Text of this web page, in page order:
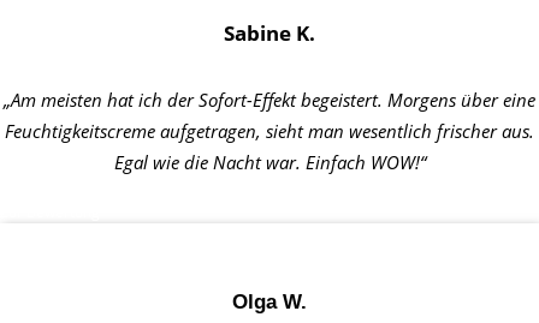
Sabine K.
„Am meisten hat ich der Sofort-Effekt begeistert. Morgens über eine
Feuchtigkeitscreme aufgetragen, sieht man wesentlich frischer aus.
Egal wie die Nacht war. Einfach WOW!“
Olga W.